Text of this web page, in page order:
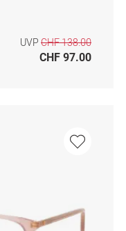
UVP CHF 138.00
CHF 97.00